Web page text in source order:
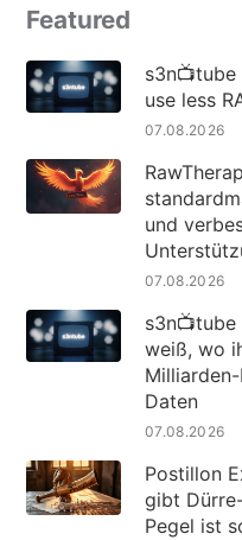
Featured
use less
07.08.2026
und
07.08.2026
s3n📺tube
weiß, wo
Daten
07.08.2026
Postillon
gibt
Pegel ist